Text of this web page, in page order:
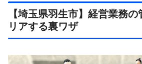
【埼玉県羽生市】経営業務
リアする裏ワザ